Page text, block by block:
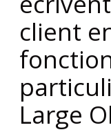
client
Large